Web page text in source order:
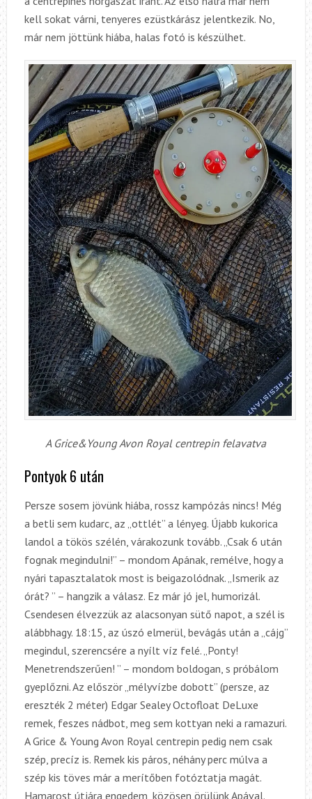
kell sokat várni, tenyeres ezüstkárász jelentkezik. No,
már nem jöttünk hiába, halas fotó is készülhet.
A Grice&Young Avon Royal centrepin felavatva
Pontyok 6 után
Persze sosem jövünk hiába, rossz kampózás nincs! Még
a betli sem kudarc, az „ottlét” a lényeg. Újabb kukorica
landol a tökös szélén, várakozunk tovább. „Csak 6 után
fognak megindulni!” – mondom Apának, remélve, hogy a
nyári tapasztalatok most is beigazolódnak. „Ismerik az
órát? ” – hangzik a válasz. Ez már jó jel, humorizál.
Csendesen élvezzük az alacsonyan sütő napot, a szél is
alábbhagy. 18:15, az úszó elmerül, bevágás után a „cájg”
megindul, szerencsére a nyílt víz felé. „Ponty!
Menetrendszerűen! ” – mondom boldogan, s próbálom
gyeplőzni. Az először „mélyvízbe dobott” (persze, az
ereszték 2 méter) Edgar Sealey Octofloat DeLuxe
remek, feszes nádbot, meg sem kottyan neki a ramazuri.
A Grice & Young Avon Royal centrepin pedig nem csak
szép, precíz is. Remek kis páros, néhány perc múlva a
szép kis töves már a merítőben fotóztatja magát.
Hamarost útjára engedem, közösen örülünk Apával.